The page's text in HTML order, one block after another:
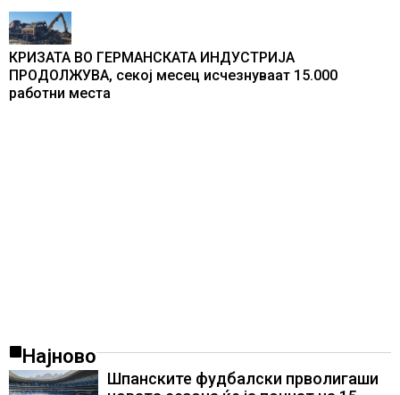
КРИЗАТА ВО ГЕРМАНСКАТА ИНДУСТРИЈА
ПРОДОЛЖУВА, секој месец исчезнуваат 15.000
работни места
Најново
Шпанските фудбалски прволигаши